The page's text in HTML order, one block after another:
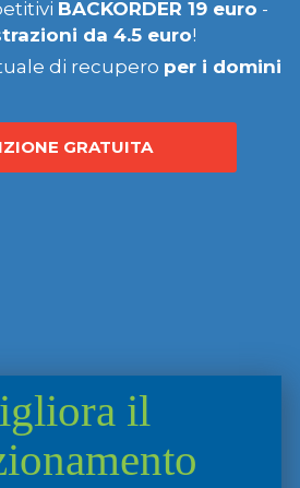
BACKORDER 19 euro -
da 4.5 euro!
di recupero per i domini
GRATUITA
il